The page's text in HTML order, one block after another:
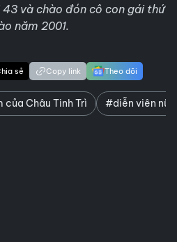
và chào đón cô con gái thứ
năm 2001.
sẻ Copy link Theo dõi
của Châu Tinh Trì #diễn viên nữ